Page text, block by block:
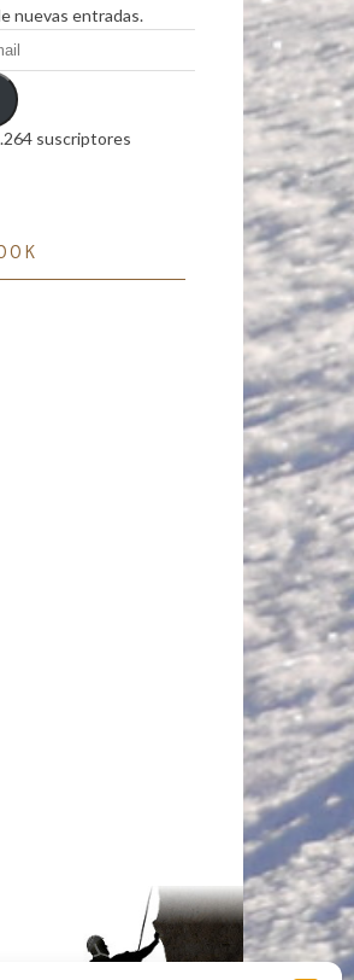
nuevas entradas.
suscriptores